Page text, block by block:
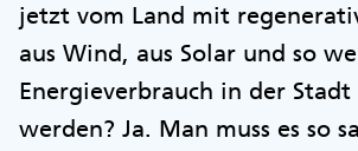
jetzt vom Land mit
aus Wind, aus Solar und so
Energieverbrauch in der
werden? Ja. Man muss es so